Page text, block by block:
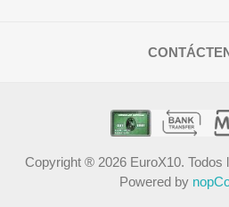
Copyright ® 2026 EuroX10.
Powered by